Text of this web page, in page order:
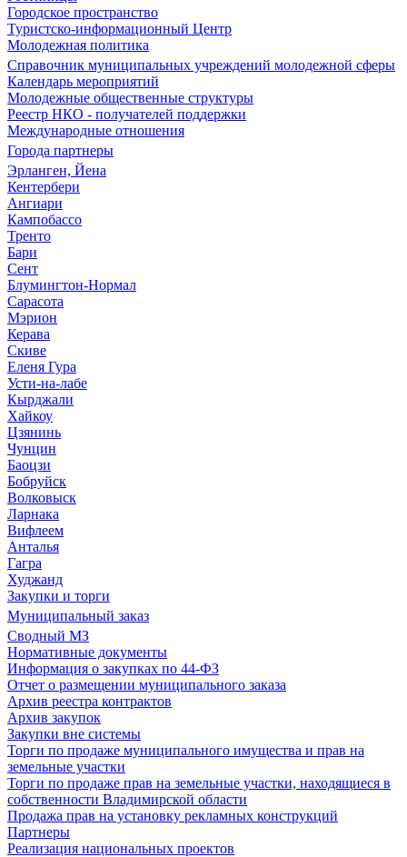
Городское пространство
Туристско-информационный Центр
Молодежная политика
Справочник муниципальных учреждений молодежной сферы
Календарь мероприятий
Молодежные общественные структуры
Реестр НКО - получателей поддержки
Международные отношения
Города партнеры
Эрланген, Йена
Кентербери
Ангиари
Кампобассо
Тренто
Бари
Сент
Блумингтон-Нормал
Сарасота
Мэрион
Керава
Скиве
Еленя Гура
Усти-на-лабе
Кырджали
Хайкоу
Цзянинь
Чунцин
Баоцзи
Бобруйск
Волковыск
Ларнака
Вифлеем
Анталья
Гагра
Худжанд
Закупки и торги
Муниципальный заказ
Сводный МЗ
Нормативные документы
Информация о закупках по 44-ФЗ
Отчет о размещении муниципального заказа
Архив реестра контрактов
Архив закупок
Закупки вне системы
Торги по продаже муниципального имущества и прав на
земельные участки
Торги по продаже прав на земельные участки, находящиеся в
собственности Владимирской области
Продажа прав на установку рекламных конструкций
Партнеры
Реализация национальных проектов